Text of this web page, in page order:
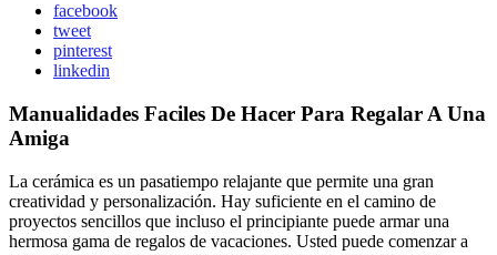
facebook
tweet
pinterest
linkedin
Manualidades Faciles De Hacer Para Regalar A Una
Amiga
La cerámica es un pasatiempo relajante que permite una gran
creatividad y personalización. Hay suficiente en el camino de
proyectos sencillos que incluso el principiante puede armar una
hermosa gama de regalos de vacaciones. Usted puede comenzar a